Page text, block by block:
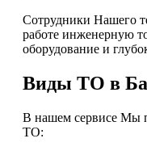
Сотрудники Нашего
работе инженерную
оборудование и
Виды ТО в
В нашем сервисе Мы
ТО: